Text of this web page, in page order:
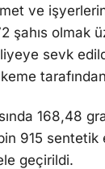
ve
şahıs olmak
sevk
168,48
915 sentetik
geçirildi.